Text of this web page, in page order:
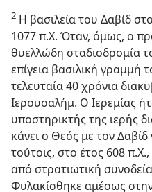
2 Η βασιλεία του Δαβίδ
1077 π.Χ. Όταν, όμως, ο
θυελλώδη σταδιοδρομία
επίγεια βασιλική γραμμή
τελευταία 40 χρόνια
Ιερουσαλήμ. Ο Ιερεμίας
υποστηρικτής της ιερής
κάνει ο Θεός με τον Δαβίδ
τούτοις, στο έτος 608
από στρατιωτική
Φυλακίσθηκε αμέσως